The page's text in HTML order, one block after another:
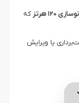
که
یا ویرایش